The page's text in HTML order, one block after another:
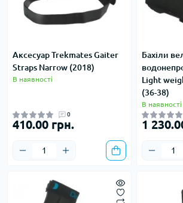
Аксесуар Trekmates Gaiter
Straps Narrow (2018)
В наявності
0
410.00 грн.
Бахіли
Light
(36-38)
В наявності
1